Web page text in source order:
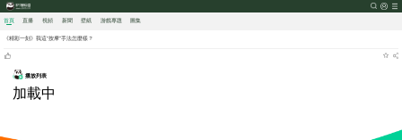
首頁 直播 視頻 新聞 壁紙 游戲專題 圖集
《精彩一刻》我這“按摩”手法怎麼樣？
播放列表
加載中